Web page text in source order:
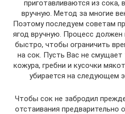
приготавливаются из сока,
вручную. Метод за многие
Поэтому последуем советам
ягод вручную. Процесс
быстро, чтобы ограничить
на сок. Пусть Вас не
кожура, гребни и кусочки
убирается на следующем
Чтобы сок не забродил
отстаивания предварительно